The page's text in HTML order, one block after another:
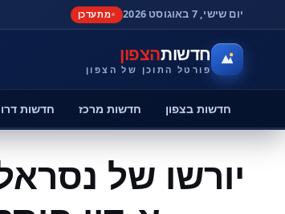
יום שישי, 7 באוגוסט 2026 מתעדכן
חדשותהצפון
פורטל התוכן של הצפון
חדשות בצפון חדשות מרכז חדשות
יורשו של